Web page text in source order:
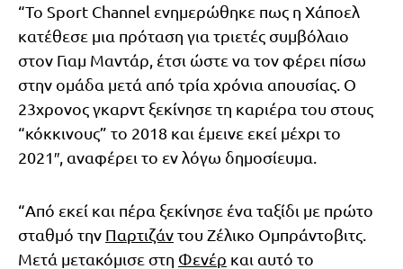
“Το Sport Channel ενημερώθηκε πως η Χάποελ
κατέθεσε μια πρόταση για τριετές συμβόλαιο
στον Γιαμ Μαντάρ, έτσι ώστε να τον φέρει πίσω
στην ομάδα μετά από τρία χρόνια απουσίας. Ο
23χρονος γκαρντ ξεκίνησε τη καριέρα του στους
“κόκκινους” το 2018 και έμεινε εκεί μέχρι το
2021″, αναφέρει το εν λόγω δημοσίευμα.
“Από εκεί και πέρα ξεκίνησε ένα ταξίδι με πρώτο
σταθμό την Παρτιζάντου Ζέλικο Ομπράντοβιτς.
Μετά μετακόμισε στη Φενέρ και αυτό το